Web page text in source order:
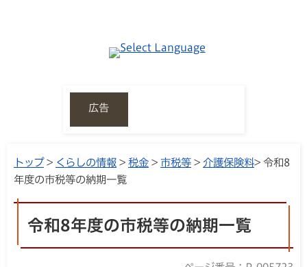
広告
トップ> くらしの情報 > 税金 > 市税等 > 介護保険料> 令和8
年度の市税等の納期一覧
令和8年度の市税等の納期一覧